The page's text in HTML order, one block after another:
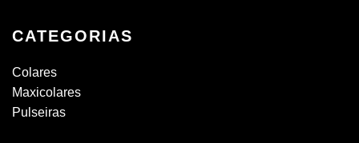
CATEGORIAS
Colares
Maxicolares
Pulseiras